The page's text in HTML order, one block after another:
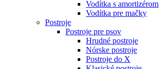
Vodítka s amortizérom
Vodítka pre mačky
Postroje
Postroje pre psov
Hrudné postroje
Nórske postroje
Postroje do X